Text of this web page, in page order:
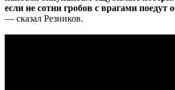
если не сотни гробов с врагами поедут
— сказал Резников.